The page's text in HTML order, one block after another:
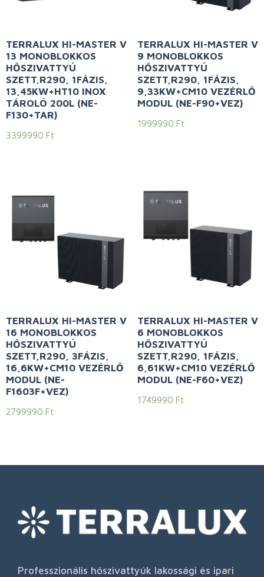
TERRALUX HI-MASTER V
13 MONOBLOKKOS
HŐSZIVATTYÚ
SZETT,R290, 1FÁZIS,
13,45KW+HT10 INOX
TÁROLÓ 200L (NE-
F130+TAR)
3399990 Ft
TERRALUX HI-MASTER V
9 MONOBLOKKOS
HŐSZIVATTYÚ
SZETT,R290, 1FÁZIS,
9,33KW+CM10 VEZÉRLŐ
MODUL (NE-F90+VEZ)
1999990 Ft
TERRALUX HI-MASTER V
16 MONOBLOKKOS
HŐSZIVATTYÚ
SZETT,R290, 3FÁZIS,
16,6KW+CM10 VEZÉRLŐ
MODUL (NE-
F1603F+VEZ)
2799990 Ft
TERRALUX HI-MASTER V
6 MONOBLOKKOS
HŐSZIVATTYÚ
SZETT,R290, 1FÁZIS,
6,61KW+CM10 VEZÉRLŐ
MODUL (NE-F60+VEZ)
1749990 Ft
Professzionális hőszivattyúk lakossági és ipari